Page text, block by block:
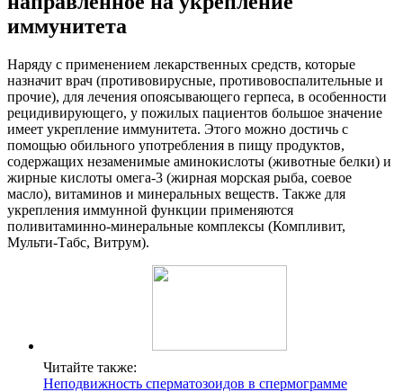
иммунитета
Наряду с применением лекарственных средств, которые
назначит врач (противовирусные, противовоспалительные и
прочие), для лечения опоясывающего герпеса, в особенности
рецидивирующего, у пожилых пациентов большое значение
имеет укрепление иммунитета. Этого можно достичь с
помощью обильного употребления в пищу продуктов,
содержащих незаменимые аминокислоты (животные белки) и
жирные кислоты омега-3 (жирная морская рыба, соевое
масло), витаминов и минеральных веществ. Также для
укрепления иммунной функции применяются
поливитаминно-минеральные комплексы (Компливит,
Мульти-Табс, Витрум).
Читайте также:
Неподвижность сперматозоидов в спермограмме